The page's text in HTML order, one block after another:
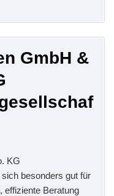
GmbH &
KG
besonders gut für
effiziente Beratung